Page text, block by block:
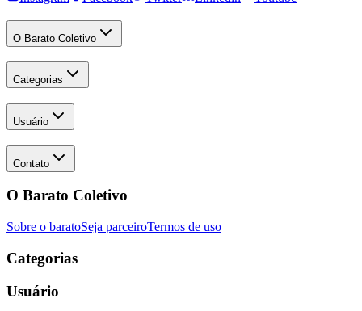
O Barato Coletivo
Categorias
Usuário
Contato
O Barato Coletivo
Sobre o baratoSeja parceiroTermos de uso
Categorias
Usuário